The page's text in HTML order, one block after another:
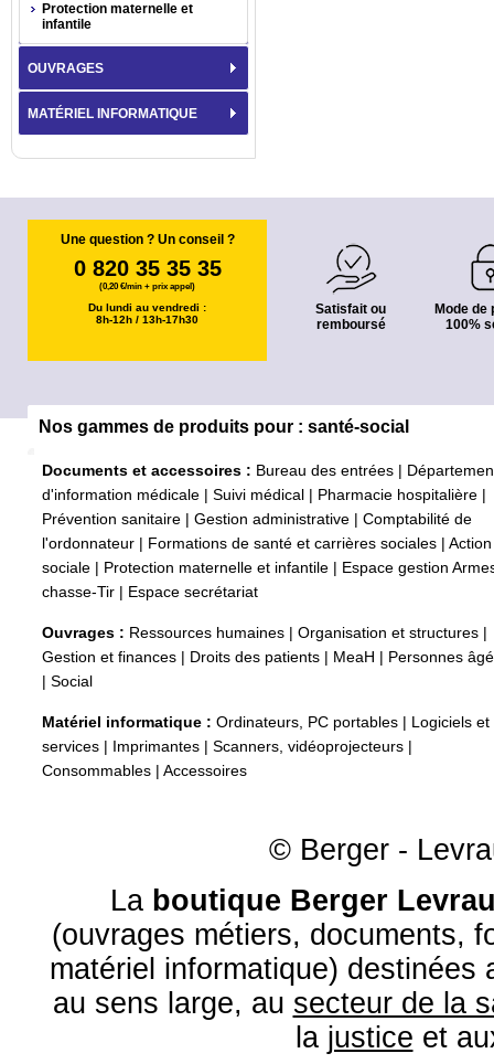
Protection maternelle et
infantile
OUVRAGES
MATÉRIEL INFORMATIQUE
Une question ? Un conseil ?
0 820 35 35 35
(0,20 €/min + prix appel)
Du lundi au vendredi :
8h-12h / 13h-17h30
Satisfait ou
remboursé
Mode de
100%
Nos gammes de produits pour : santé-social
Documents et accessoires : Bureau des entrées
d'information médicale
Suivi médical Pharmacie hospitalière
Prévention sanitaire
Gestion administrative
Comptabilité de
l'ordonnateur
Formations de santé et carrières sociales
Action
sociale
Protection maternelle et infantile
Espace gestion
chasse-Tir
Espace secrétariat
Ouvrages : Ressources humaines Organisation et structures
Gestion et finances
Droits des patients MeaH
Personnes
Social
Matériel informatique : Ordinateurs, PC portables
Logiciels et
services
Imprimantes Scanners, vidéoprojecteurs
Consommables
Accessoires
© Berger -
La boutique Berger
(ouvrages métiers, documents,
matériel informatique) destinées
au sens large, au secteur de la
la justice et